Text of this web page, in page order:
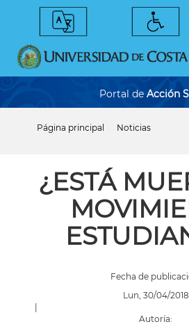
Portal de Acción
navegación
Página principal Noticias
¿ESTÁ
Fecha de
Lun, 30/04/2018
|
Autoría: